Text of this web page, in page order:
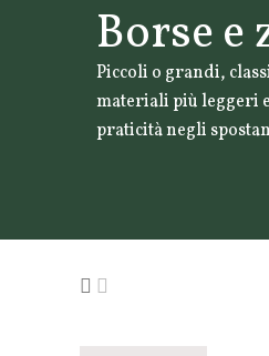
Borse e
Piccoli o grandi,
materiali più leggeri
praticità negli